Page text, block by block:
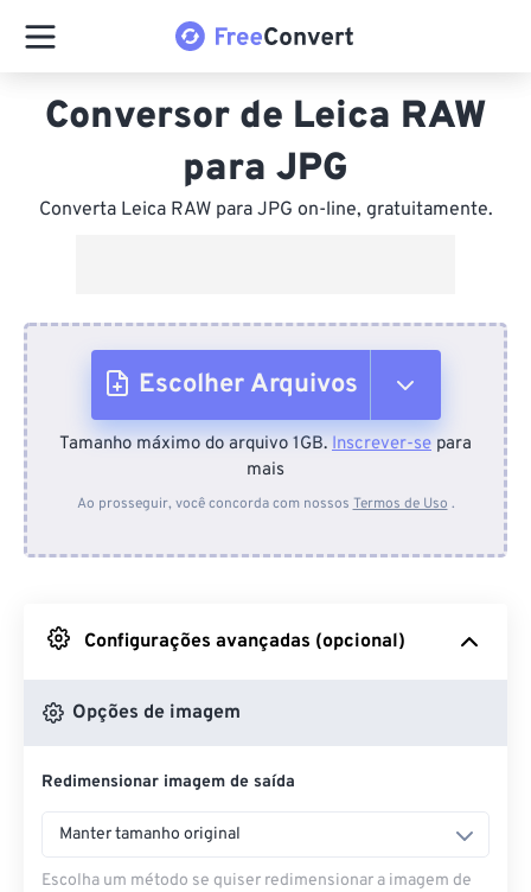
Conversor de Leica RAW
para JPG
Converta Leica RAW para JPG on-line, gratuitamente.
Escolher Arquivos
Do dispositivo
Do Google Drive
Do OneDrive
Da URL
Tamanho máximo do arquivo 1GB. Inscrever-se para
mais
Ao prosseguir, você concorda com nossos Termos de Uso .
Configurações avançadas (opcional)
Opções de imagem
Redimensionar imagem de saída
Manter tamanho original
Escolha um método se quiser redimensionar a imagem de